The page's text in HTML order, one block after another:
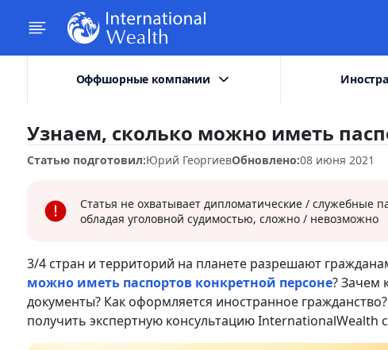
Оффшорные компании
Узнаем, сколько можно иметь
Статью подготовил:Юрий ГеоргиевОбновлено:08 июня 2021
Статья не охватывает дипломатические / служебные
обладая уголовной судимостью, сложно / невозможно
3/4 стран и территорий на планете разрешают
можно иметь паспортов конкретной персоне? Зачем
документы? Как оформляется иностранное
получить экспертную консультацию InternationalWealth